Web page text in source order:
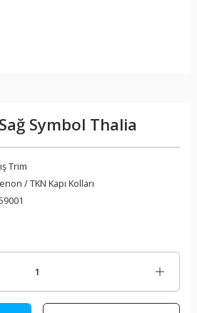
Symbol Thalia
Trim
/ TKN Kapı Kolları